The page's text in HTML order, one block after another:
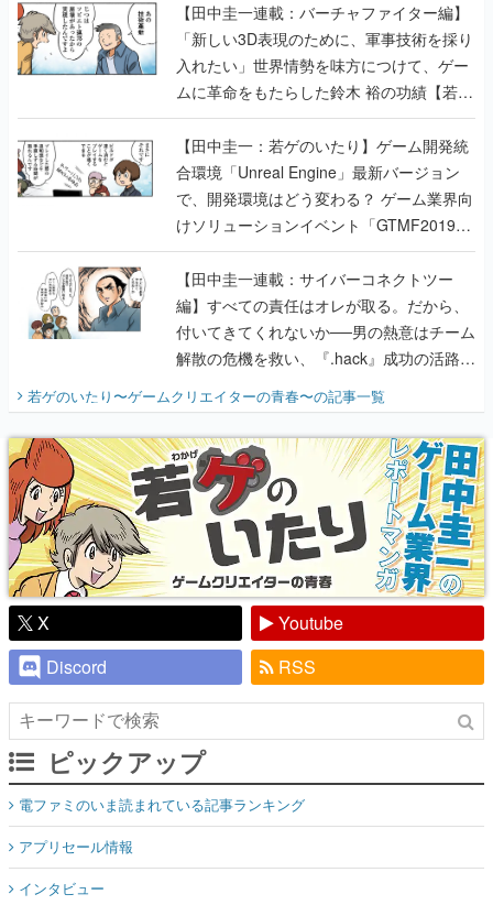
【田中圭一連載：バーチャファイター編】
「新しい3D表現のために、軍事技術を採り
入れたい」世界情勢を味方につけて、ゲー
ムに革命をもたらした鈴木 裕の功績【若ゲ
のいたり】
【田中圭一：若ゲのいたり】ゲーム開発統
合環境「Unreal Engine」最新バージョン
で、開発環境はどう変わる？ ゲーム業界向
けソリューションイベント「GTMF2019」
に行って、より理解を深めよう【PR】
【田中圭一連載：サイバーコネクトツー
編】すべての責任はオレが取る。だから、
付いてきてくれないか──男の熱意はチーム
解散の危機を救い、『.hack』成功の活路を
開く。業界の快男児・松山 洋に流れる血は
『少年ジャンプ』色だった【若ゲのいた
り】
若ゲのいたり〜ゲームクリエイターの青春〜の記事一覧
X
Youtube
Discord
RSS
ピックアップ
電ファミのいま読まれている記事ランキング
アプリセール情報
インタビュー